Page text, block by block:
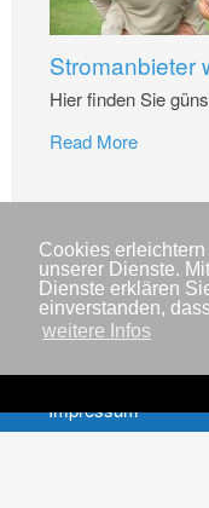
Cookies
unserer Dienste.
Dienste erklären
einverstanden,
weitere Infos
Stromanbieter
Hier finden Sie
Read More
Impressum